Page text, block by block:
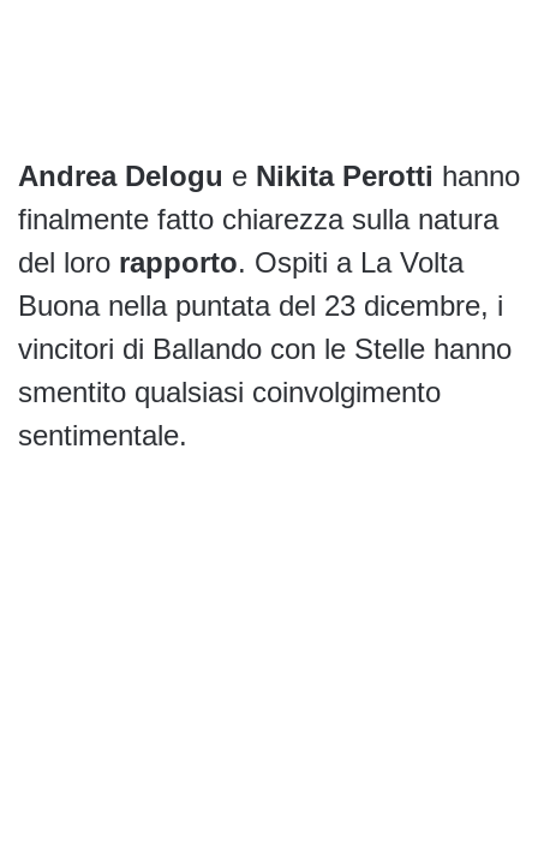
Andrea Delogu e Nikita Perotti hanno
finalmente fatto chiarezza sulla natura
del loro rapporto. Ospiti a La Volta
Buona nella puntata del 23 dicembre, i
vincitori di Ballando con le Stelle hanno
smentito qualsiasi coinvolgimento
sentimentale.